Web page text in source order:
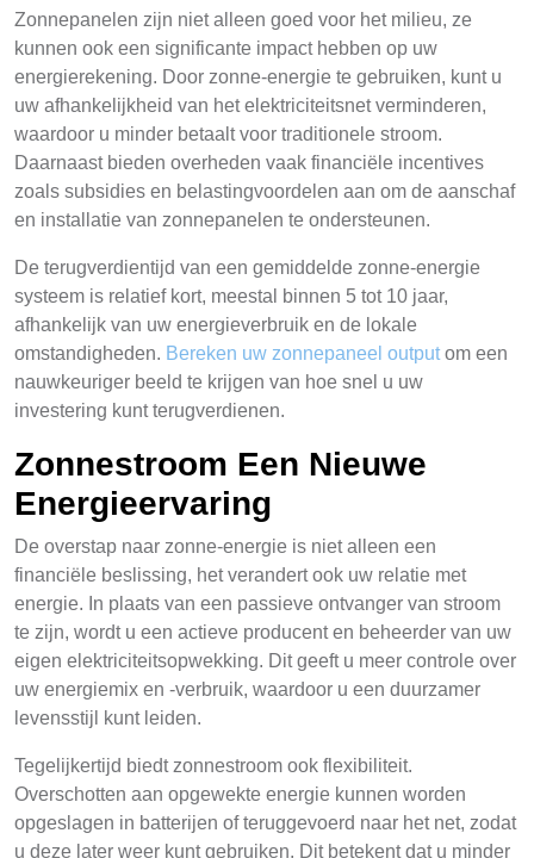
Zonnepanelen zijn niet alleen goed voor het milieu, ze
kunnen ook een significante impact hebben op uw
energierekening. Door zonne-energie te gebruiken, kunt u
uw afhankelijkheid van het elektriciteitsnet verminderen,
waardoor u minder betaalt voor traditionele stroom.
Daarnaast bieden overheden vaak financiële incentives
zoals subsidies en belastingvoordelen aan om de aanschaf
en installatie van zonnepanelen te ondersteunen.
De terugverdientijd van een gemiddelde zonne-energie
systeem is relatief kort, meestal binnen 5 tot 10 jaar,
afhankelijk van uw energieverbruik en de lokale
omstandigheden. Bereken uw zonnepaneel outputom een
nauwkeuriger beeld te krijgen van hoe snel u uw
investering kunt terugverdienen.
Zonnestroom Een Nieuwe
Energieervaring
De overstap naar zonne-energie is niet alleen een
financiële beslissing, het verandert ook uw relatie met
energie. In plaats van een passieve ontvanger van stroom
te zijn, wordt u een actieve producent en beheerder van uw
eigen elektriciteitsopwekking. Dit geeft u meer controle over
uw energiemix en -verbruik, waardoor u een duurzamer
levensstijl kunt leiden.
Tegelijkertijd biedt zonnestroom ook flexibiliteit.
Overschotten aan opgewekte energie kunnen worden
opgeslagen in batterijen of teruggevoerd naar het net, zodat
u deze later weer kunt gebruiken. Dit betekent dat u minder